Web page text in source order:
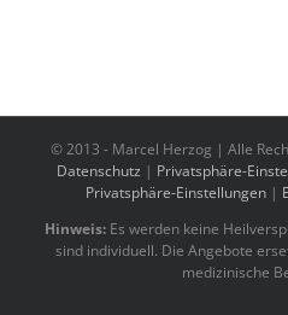
© 2013 - Marcel Herzog | Alle
Datenschutz | Privatsphäre-
Privatsphäre-Einstellungen|
Hinweis: Es werden keine
sind individuell. Die Angebote
medizinische